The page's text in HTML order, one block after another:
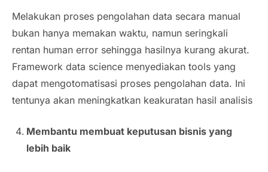
Melakukan proses pengolahan data secara manual
bukan hanya memakan waktu, namun seringkali
rentan human error sehingga hasilnya kurang akurat.
Framework data science menyediakan tools yang
dapat mengotomatisasi proses pengolahan data. Ini
tentunya akan meningkatkan keakuratan hasil analisis
Membantu membuat keputusan bisnis yang
lebih baik